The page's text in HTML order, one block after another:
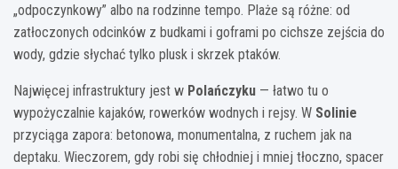
„odpoczynkowy” albo na rodzinne tempo. Plaże są różne: od
zatłoczonych odcinków z budkami i goframi po cichsze zejścia do
wody, gdzie słychać tylko plusk i skrzek ptaków.
Najwięcej infrastruktury jest w Polańczyku — łatwo tu o
wypożyczalnie kajaków, rowerków wodnych i rejsy. W Solinie
przyciąga zapora: betonowa, monumentalna, z ruchem jak na
deptaku. Wieczorem, gdy robi się chłodniej i mniej tłoczno, spacer